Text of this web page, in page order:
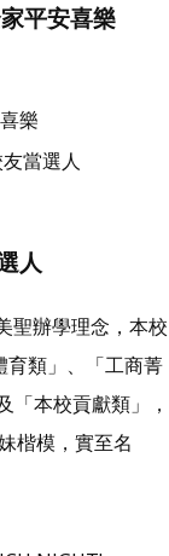
平安喜樂
樂
人
聖辦學理念，本校
育類」、「工商菁
「本校貢獻類」，
楷模，實至名